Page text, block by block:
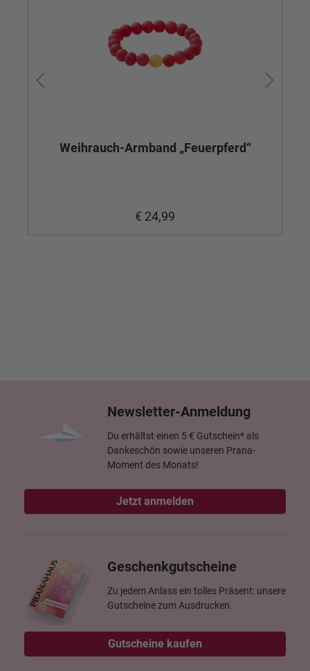
Weihrauch-Armband „Feuerpferd“
€ 24,99
Newsletter-Anmeldung
Du erhältst einen 5 € Gutschein* als
Dankeschön sowie unseren Prana-
Moment des Monats!
Jetzt anmelden
Geschenkgutscheine
Zu jedem Anlass ein tolles Präsent: unsere
Gutscheine zum Ausdrucken.
Gutscheine kaufen